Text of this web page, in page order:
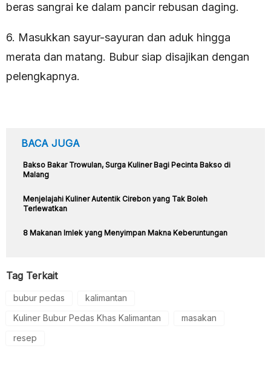
beras sangrai ke dalam pancir rebusan daging.
6. Masukkan sayur-sayuran dan aduk hingga
merata dan matang. Bubur siap disajikan dengan
pelengkapnya.
BACA JUGA
Bakso Bakar Trowulan, Surga Kuliner Bagi Pecinta Bakso di
Malang
Menjelajahi Kuliner Autentik Cirebon yang Tak Boleh
Terlewatkan
8 Makanan Imlek yang Menyimpan Makna Keberuntungan
Tag Terkait
bubur pedas
kalimantan
Kuliner Bubur Pedas Khas Kalimantan
masakan
resep